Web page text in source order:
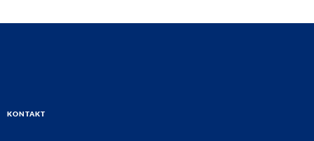
Kontakt